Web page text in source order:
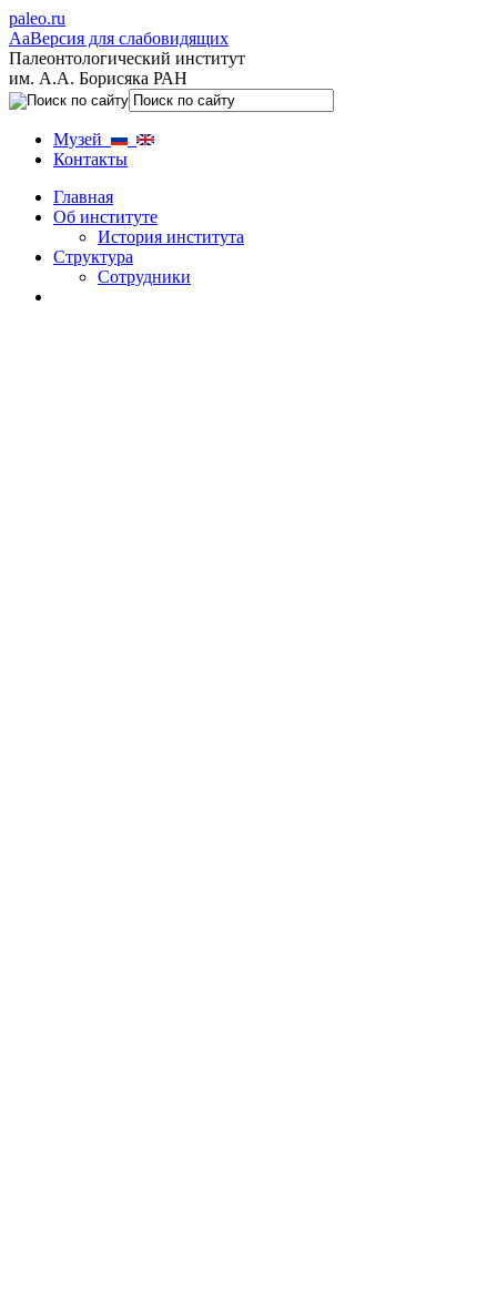
paleo.ru
AaВерсия для слабовидящих
Палеонтологический институт
им. А.А. Борисяка РАН
Музей
Контакты
Главная
Об институте
История института
Структура
Сотрудники